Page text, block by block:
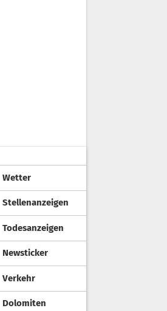
Wetter
Stellenanzeigen
Todesanzeigen
Newsticker
Verkehr
Dolomiten